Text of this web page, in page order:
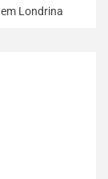
Londrina